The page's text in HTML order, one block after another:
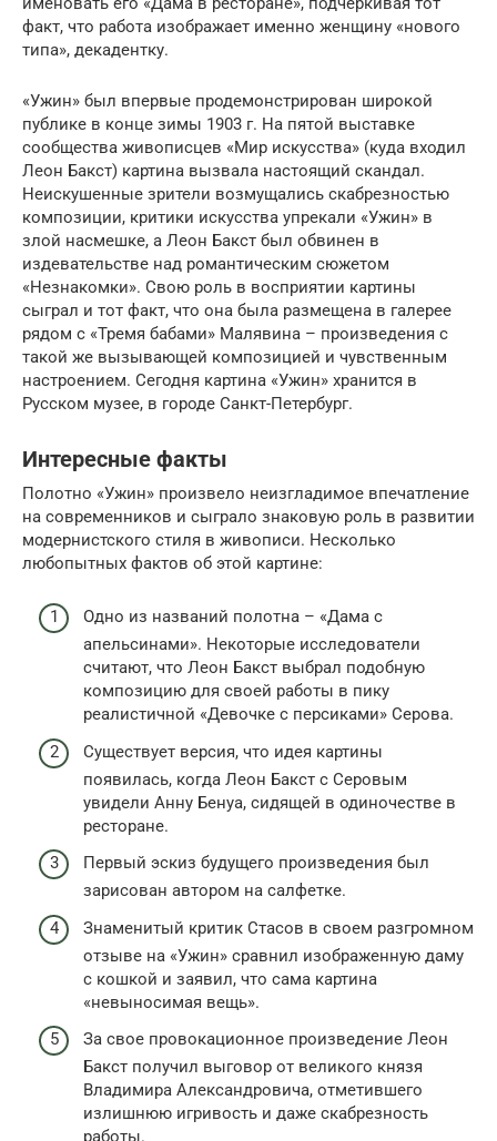
факт, что работа изображает именно женщину «нового
типа», декадентку.
«Ужин» был впервые продемонстрирован широкой
публике в конце зимы 1903 г. На пятой выставке
сообщества живописцев «Мир искусства» (куда входил
Леон Бакст) картина вызвала настоящий скандал.
Неискушенные зрители возмущались скабрезностью
композиции, критики искусства упрекали «Ужин» в
злой насмешке, а Леон Бакст был обвинен в
издевательстве над романтическим сюжетом
«Незнакомки». Свою роль в восприятии картины
сыграл и тот факт, что она была размещена в галерее
рядом с «Тремя бабами» Малявина – произведения с
такой же вызывающей композицией и чувственным
настроением. Сегодня картина «Ужин» хранится в
Русском музее, в городе Санкт-Петербург.
Интересные факты
Полотно «Ужин» произвело неизгладимое впечатление
на современников и сыграло знаковую роль в развитии
модернистского стиля в живописи. Несколько
любопытных фактов об этой картине:
Одно из названий полотна – «Дама с
апельсинами». Некоторые исследователи
считают, что Леон Бакст выбрал подобную
композицию для своей работы в пику
реалистичной «Девочке с персиками» Серова.
Существует версия, что идея картины
появилась, когда Леон Бакст с Серовым
увидели Анну Бенуа, сидящей в одиночестве в
ресторане.
Первый эскиз будущего произведения был
зарисован автором на салфетке.
Знаменитый критик Стасов в своем разгромном
отзыве на «Ужин» сравнил изображенную даму
с кошкой и заявил, что сама картина
«невыносимая вещь».
За свое провокационное произведение Леон
Бакст получил выговор от великого князя
Владимира Александровича, отметившего
излишнюю игривость и даже скабрезность
работы.